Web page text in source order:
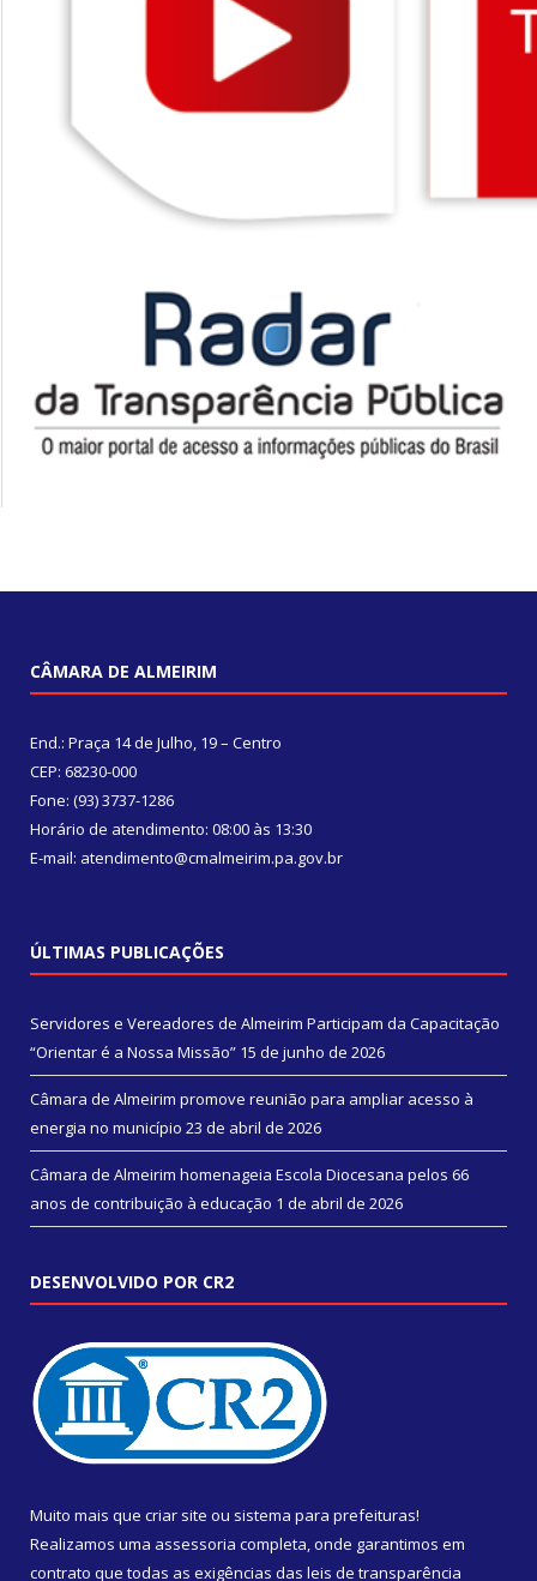
CÂMARA DE ALMEIRIM
End.: Praça 14 de Julho, 19 – Centro
CEP: 68230-000
Fone: (93) 3737-1286
Horário de atendimento: 08:00 às 13:30
E-mail: atendimento@cmalmeirim.pa.gov.br
ÚLTIMAS PUBLICAÇÕES
Servidores e Vereadores de Almeirim Participam da Capacitação
“Orientar é a Nossa Missão” 15 de junho de 2026
Câmara de Almeirim promove reunião para ampliar acesso à
energia no município 23 de abril de 2026
Câmara de Almeirim homenageia Escola Diocesana pelos 66
anos de contribuição à educação 1 de abril de 2026
DESENVOLVIDO POR CR2
Muito mais que criar site ou sistema para prefeituras!
Realizamos uma assessoria completa, onde garantimos em
contrato que todas as exigências das leis de transparência